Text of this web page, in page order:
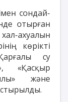
сондай-
отырған
ахуалын
көрікті
су
«Қасқыр
және